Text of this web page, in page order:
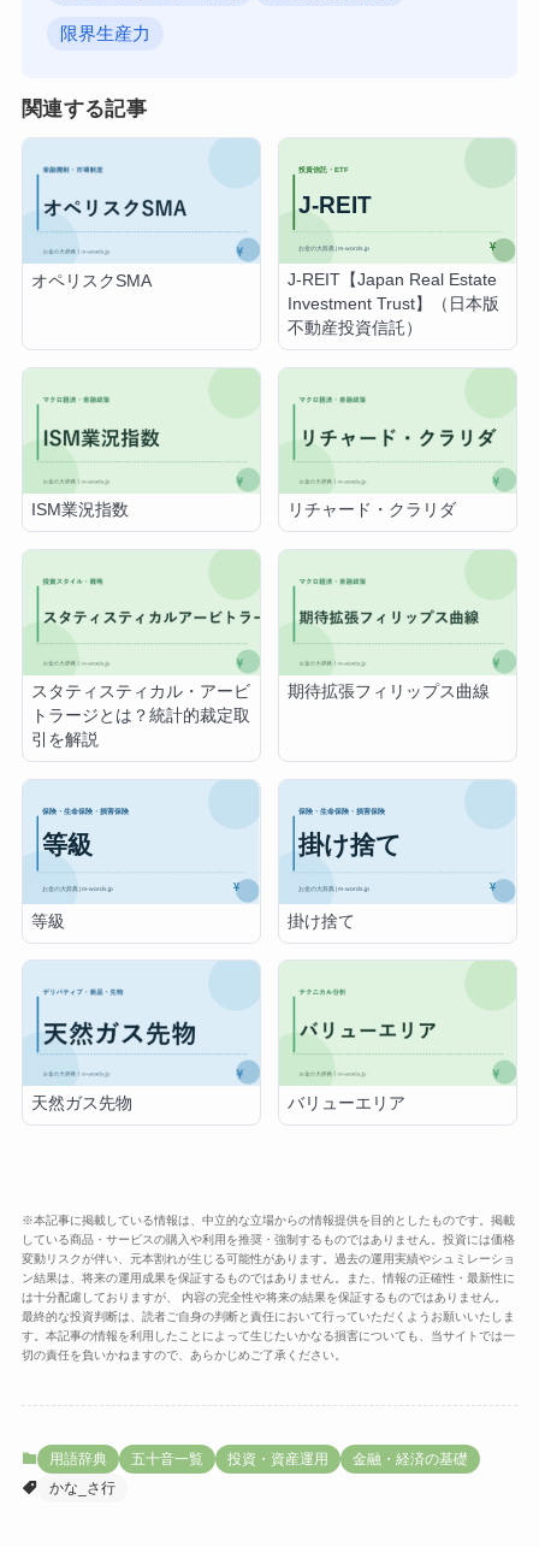
限界生産力
関連する記事
オペリスクSMA
J-REIT【Japan Real Estate
Investment Trust】（日本版
不動産投資信託）
ISM業況指数 リチャード・クラリダ
スタティスティカル・アービ
トラージとは？統計的裁定取
引を解説
期待拡張フィリップス曲線
等級 掛け捨て
天然ガス先物 バリューエリア
※本記事に掲載している情報は、中立的な立場からの情報提供を目的としたものです。掲載
している商品・サービスの購入や利用を推奨・強制するものではありません。投資には価格
変動リスクが伴い、元本割れが生じる可能性があります。過去の運用実績やシュミレーショ
ン結果は、将来の運用成果を保証するものではありません。また、情報の正確性・最新性に
は十分配慮しておりますが、 内容の完全性や将来の結果を保証するものではありません。
最終的な投資判断は、読者ご自身の判断と責任において行っていただくようお願いいたしま
す。本記事の情報を利用したことによって生じたいかなる損害についても、当サイトでは一
切の責任を負いかねますので、あらかじめご了承ください。
用語辞典 五十音一覧 投資・資産運用
金融・経済の基礎
かな_さ行